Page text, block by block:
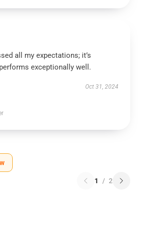
all my expectations; it’s
exceptionally well.
Oct 31, 2024
1 / 2